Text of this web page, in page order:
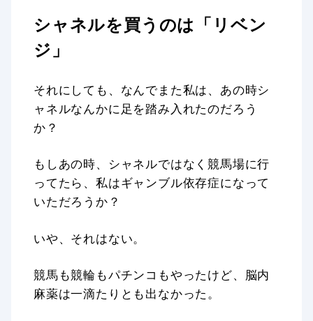
シャネルを買うのは「リベン
ジ」
それにしても、なんでまた私は、あの時シ
ャネルなんかに足を踏み入れたのだろう
か？
もしあの時、シャネルではなく競馬場に行
ってたら、私はギャンブル依存症になって
いただろうか？
いや、それはない。
競馬も競輪もパチンコもやったけど、脳内
麻薬は一滴たりとも出なかった。